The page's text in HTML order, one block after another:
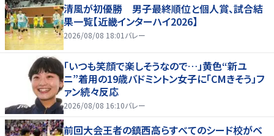
清風が初優勝 男子最終順位と個人賞、試合結
果一覧【近畿インターハイ2026】
2026/08/08 18:01 バレー
「いつも笑顔で楽しそうなので…」黄色“新ユ
ニ”着用の19歳バドミントン女子に「CMきそう」フ
ァン続々反応
2026/08/08 16:10バレー
前回大会王者の鎮西高らすべてのシード校がベ